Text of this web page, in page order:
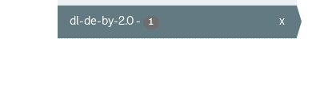
dl-de-by-2.0 - 1 x